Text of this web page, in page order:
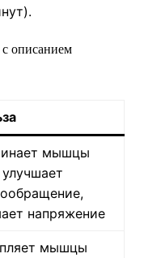
описанием
мышцы
напряжение
мышцы